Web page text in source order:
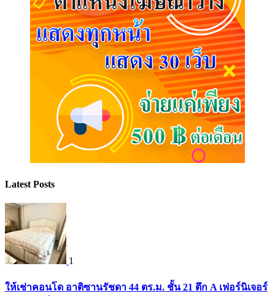
Latest Posts
1
ให้เช่าคอนโด อาติซานรัชดา 44 ตร.ม. ชั้น 21 ตึก A เฟอร์นิเจอร์